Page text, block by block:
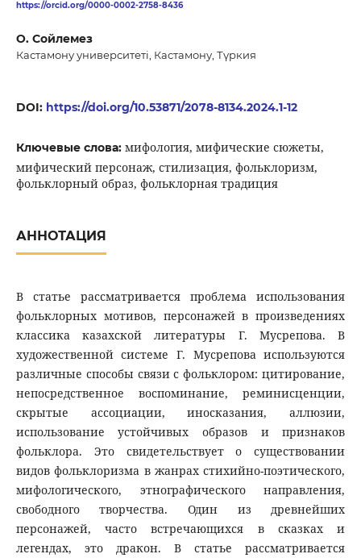
https://orcid.org/0000-0002-2758-8436
О. Сойлемез
Кастамону университеті, Кастамону, Түркия
DOI: https://doi.org/10.53871/2078-8134.2024.1-12
Ключевые слова: мифология, мифические сюжеты,
мифический персонаж, стилизация, фольклоризм,
фольклорный образ, фольклорная традиция
АННОТАЦИЯ
В статье рассматривается проблема использования
фольклорных мотивов, персонажей в произведениях
классика казахской литературы Г. Мусрепова. В
художественной системе Г. Мусрепова используются
различные способы связи с фольклором: цитирование,
непосредственное воспоминание, реминисценции,
скрытые ассоциации, иносказания, аллюзии,
использование устойчивых образов и признаков
фольклора. Это свидетельствует о существовании
видов фольклоризма в жанрах стихийно-поэтического,
мифологического, этнографического направления,
свободного творчества. Один из древнейших
персонажей, часто встречающихся в сказках и
легендах, это дракон. В статье рассматривается